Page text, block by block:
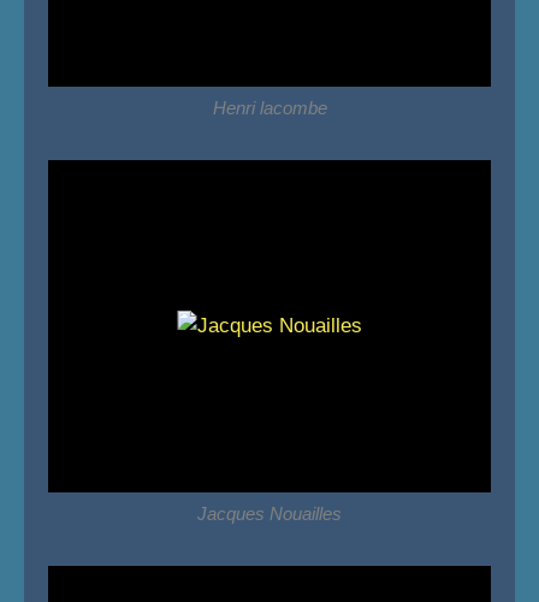
Henri lacombe
Jacques Nouailles